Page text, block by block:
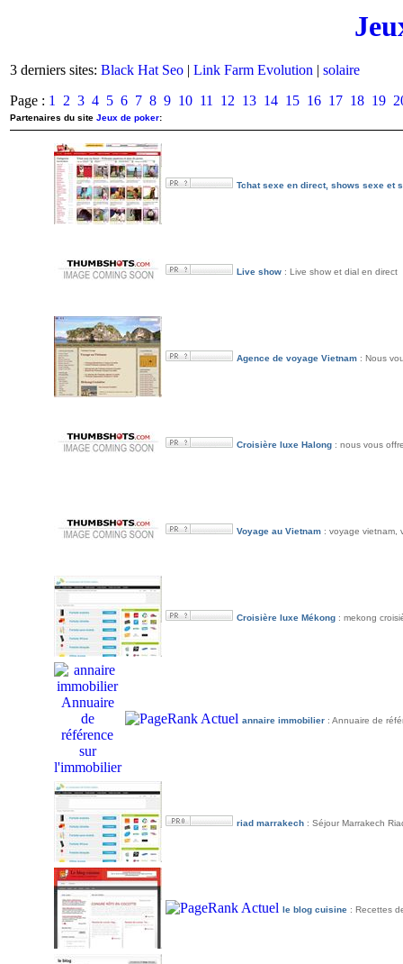
3 derniers sites: Black Hat Seo | Link Farm Evolution | solaire
Page : 1 2 3 4 5 6 7 8 9 10 11 12 13 14 15 16 17 18 19
Partenaires du site Jeux de poker:
Tchat sexe en direct, shows sexe et
Live show: Live show et dial en direct
Agence de voyage Vietnam: Nous
Croisière luxe Halong: nous vous
Voyage au Vietnam: voyage vietnam,
Croisière luxe Mékong: mekong
annaire immobilier : Annuaire de
riad marrakech: Séjour Marrakech
le blog cuisine : Recettes